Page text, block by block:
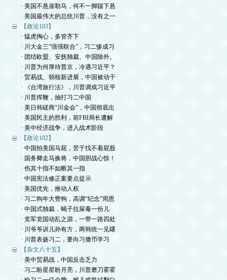
· 美国不悬崖勒马，何不一脚踹下悬
· 美国最伟大的总统川普，没有之一
【政论103】
· 猛虎掏心，多管齐下
· 川大金三“强强联合”，习二惨成习
· 团结欧盟、安抚独裁、中国除外。
· 川普为何厚待普京，冷遇习近平？
· 贸易战、朝核新进展，中国被动干
· 《台湾旅行法》，川普调戏习近平
· 川普挥鞭，抽打习二中国
· 美日韩磋商“川金会”，中国彻底出
· 美国民主的胜利，前FBI局长遭解
· 美中经济战争，进入战术阶段
【政论102】
· 中国拍美国马屁，苦于找不着屁股
· 国务卿走马换将，中国胆战心惊！
· 伤其十指不如断其一指
· 中国宪法修正案要点提示
· 美国优先，推动人权
· 习二狗年大赞狗，高调“纪念”周恩
· 中国式独裁，蝎子拉屎毒一份儿
· 党军党国动乱之源，一带一路四处
· 川爷爷训儿孙有方，两韩统一见曙
· 川普表扬习二，要向习撒币学习
【杂文八十五】
· 美中贸易战，中国反击乏力
· 习二盼星星盼月亮，川普磨刀霍霍